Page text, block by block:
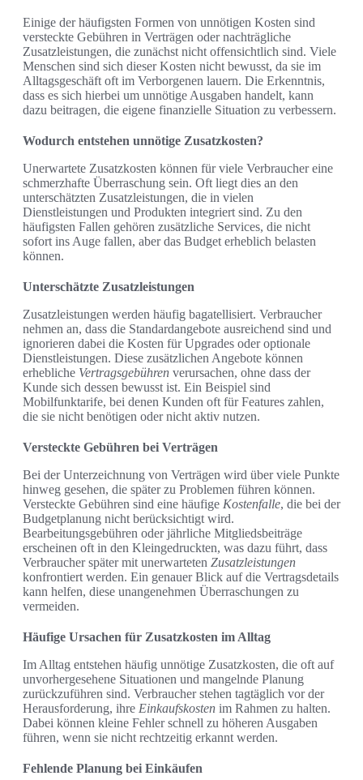
Einige der häufigsten Formen von unnötigen Kosten sind
versteckte Gebühren in Verträgen oder nachträgliche
Zusatzleistungen, die zunächst nicht offensichtlich sind. Viele
Menschen sind sich dieser Kosten nicht bewusst, da sie im
Alltagsgeschäft oft im Verborgenen lauern. Die Erkenntnis,
dass es sich hierbei um unnötige Ausgaben handelt, kann
dazu beitragen, die eigene finanzielle Situation zu verbessern.
Wodurch entstehen unnötige Zusatzkosten?
Unerwartete Zusatzkosten können für viele Verbraucher eine
schmerzhafte Überraschung sein. Oft liegt dies an den
unterschätzten Zusatzleistungen, die in vielen
Dienstleistungen und Produkten integriert sind. Zu den
häufigsten Fallen gehören zusätzliche Services, die nicht
sofort ins Auge fallen, aber das Budget erheblich belasten
können.
Unterschätzte Zusatzleistungen
Zusatzleistungen werden häufig bagatellisiert. Verbraucher
nehmen an, dass die Standardangebote ausreichend sind und
ignorieren dabei die Kosten für Upgrades oder optionale
Dienstleistungen. Diese zusätzlichen Angebote können
erhebliche Vertragsgebühren verursachen, ohne dass der
Kunde sich dessen bewusst ist. Ein Beispiel sind
Mobilfunktarife, bei denen Kunden oft für Features zahlen,
die sie nicht benötigen oder nicht aktiv nutzen.
Versteckte Gebühren bei Verträgen
Bei der Unterzeichnung von Verträgen wird über viele Punkte
hinweg gesehen, die später zu Problemen führen können.
Versteckte Gebühren sind eine häufige Kostenfalle, die bei der
Budgetplanung nicht berücksichtigt wird.
Bearbeitungsgebühren oder jährliche Mitgliedsbeiträge
erscheinen oft in den Kleingedruckten, was dazu führt, dass
Verbraucher später mit unerwarteten Zusatzleistungen
konfrontiert werden. Ein genauer Blick auf die Vertragsdetails
kann helfen, diese unangenehmen Überraschungen zu
vermeiden.
Häufige Ursachen für Zusatzkosten im Alltag
Im Alltag entstehen häufig unnötige Zusatzkosten, die oft auf
unvorhergesehene Situationen und mangelnde Planung
zurückzuführen sind. Verbraucher stehen tagtäglich vor der
Herausforderung, ihre Einkaufskosten im Rahmen zu halten.
Dabei können kleine Fehler schnell zu höheren Ausgaben
führen, wenn sie nicht rechtzeitig erkannt werden.
Fehlende Planung bei Einkäufen